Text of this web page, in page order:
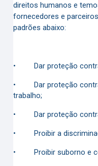
direitos humanos e
fornecedores e
padrões abaixo:
•Dar proteção
•Dar proteção
trabalho;
•Dar proteção
•Proibir a
•Proibir suborno e